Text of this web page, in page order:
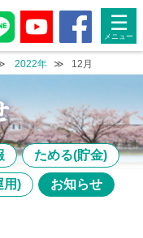
archive.php
☰
2022年 12月
ためる(貯金)
用) お知らせ